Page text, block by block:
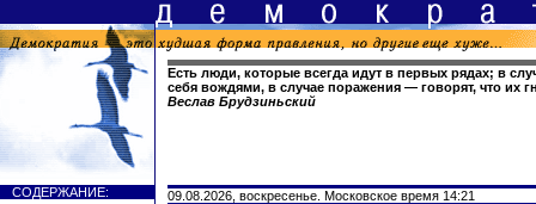
Есть люди, которые всегда идут в первых рядах; в
себя вождями, в случае поражения — говорят, что их
Веслав Брудзиньский
СОДЕРЖАНИЕ:
09.08.2026, воскресенье. Московское время 14:21